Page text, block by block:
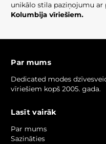
unikālo stila paziņojumu ar
Kolumbija vīriešiem.
Par mums
Dedicated modes
vīriešiem kopš 2005. gada.
Lasīt vairāk
Par mums
Sazināties